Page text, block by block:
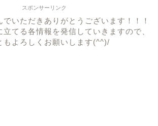
スポンサーリンク
でいただきありがとうございます！！！
立てる各情報を発信していきますので、
もよろしくお願いします(^^)/